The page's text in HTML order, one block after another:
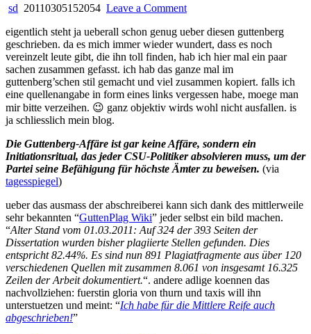
sd 20110305152054 Leave a Commenton
im
dschungelcamp
eigentlich steht ja ueberall schon genug ueber diesen guttenberg
geschrieben. da es mich immer wieder wundert, dass es noch
vereinzelt leute gibt, die ihn toll finden, hab ich hier mal ein paar
sachen zusammen gefasst. ich hab das ganze mal im
guttenberg’schen stil gemacht und viel zusammen kopiert. falls ich
eine quellenangabe in form eines links vergessen habe, moege man
mir bitte verzeihen. 😉 ganz objektiv wirds wohl nicht ausfallen. is
ja schliesslich mein blog.
Die Guttenberg-Affäre ist gar keine Affäre, sondern ein
Initiationsritual, das jeder CSU-Politiker absolvieren muss, um der
Partei seine Befähigung für höchste Ämter zu beweisen. (via
tagesspiegel)
ueber das ausmass der abschreiberei kann sich dank des mittlerweile
sehr bekannten “GuttenPlag Wiki” jeder selbst ein bild machen.
“Alter Stand vom 01.03.2011: Auf 324 der 393 Seiten der
Dissertation wurden bisher plagiierte Stellen gefunden. Dies
entspricht 82.44%. Es sind nun 891 Plagiatfragmente aus über 120
verschiedenen Quellen mit zusammen 8.061 von insgesamt 16.325
Zeilen der Arbeit dokumentiert.“. andere adlige koennen das
nachvollziehen: fuerstin gloria von thurn und taxis will ihn
unterstuetzen und meint: “Ich habe für die Mittlere Reife auch
abgeschrieben!”